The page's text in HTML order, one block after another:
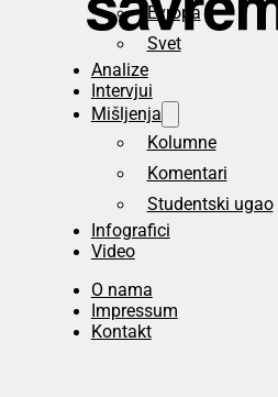
Evropa
Svet
Analize
Intervjui
Mišljenja
Kolumne
Komentari
Studentski ugao
Infografici
Video
O nama
Impressum
Kontakt